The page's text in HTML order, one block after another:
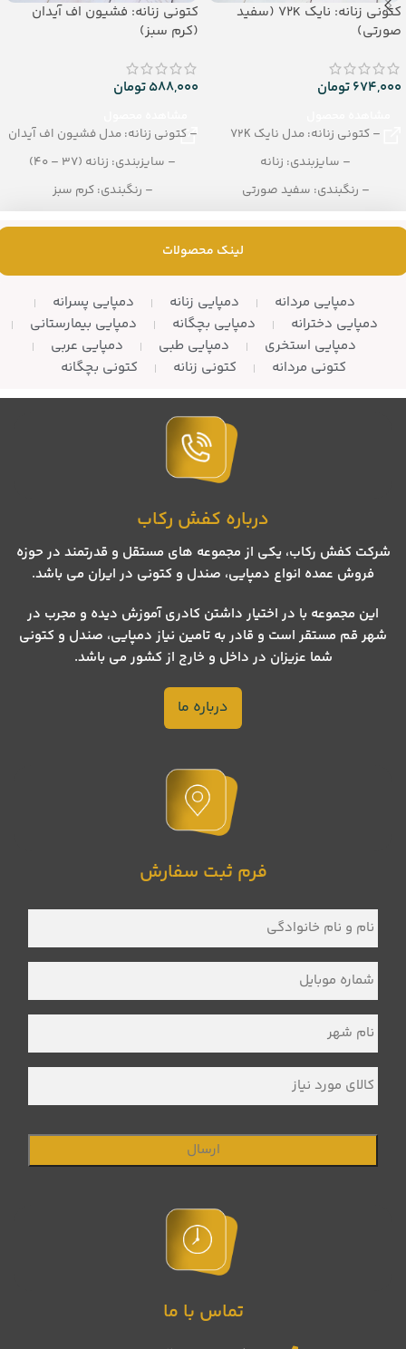
کتونی زنانه: نایک 72K (سفید
صورتی)
674,000تومان
– کتونی زنانه: مدل نایک 72K
– سایزبندی: زنانه
– رنگبندی: سفید صورتی
کتونی زنانه: فشیون اف آیدان
(کرم سبز)
588,000تومان
– کتونی زنانه: مدل فشیون اف آیدان
– سایزبندی: زنانه (37 – 40)
– رنگبندی: کرم سبز
لینک محصولات
دمپایی مردانه دمپایی زنانه
دمپایی پسرانه
دمپایی دخترانه
دمپایی بچگانه
دمپایی بیمارستانی
دمپایی استخری
دمپایی طبی
دمپایی عربی
کتونی مردانه
کتونی زنانه کتونی بچگانه
درباره کفش رکاب
شرکت کفش رکاب، یکی از مجموعه های مستقل و قدرتمند در حوزه
فروش عمده انواع دمپایی، صندل و کتونی در ایران می باشد.
این مجموعه با در اختیار داشتن کادری آموزش دیده و مجرب در
شهر قم مستقر است و قادر به تامین نیاز دمپایی، صندل و کتونی
شما عزیزان در داخل و خارج از کشور می باشد.
درباره ما
فرم ثبت سفارش
نام
و
نام
خانوادگی
*
شماره
موبایل *
نام
شهر *
کالای
مورد
نیاز
تماس با ما